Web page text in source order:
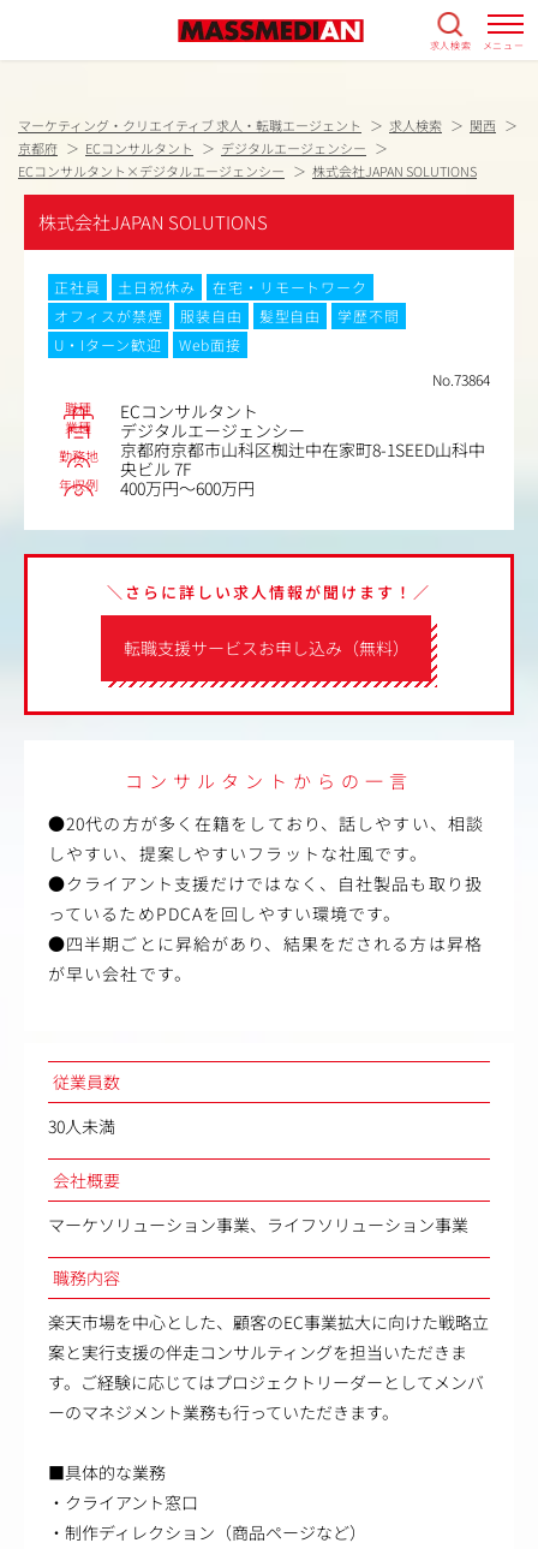
求人検索 メニュー
マーケティング・クリエイティブ 求人・転職エージェント 求人検索
関西
京都府
ECコンサルタント
デジタルエージェンシー
ECコンサルタント×デジタルエージェンシー
株式会社JAPAN SOLUTIONS
株式会社JAPAN SOLUTIONS
正社員 土日祝休み
在宅・リモートワーク
オフィスが禁煙
服装自由 髪型自由
学歴不問
U・Iターン歓迎
Web面接
No.73864
職種 ECコンサルタント
業種 デジタルエージェンシー
勤務地
京都府京都市山科区椥辻中在家町8-1SEED山科中
央ビル 7F
年収例 400万円～600万円
転職支援サービスお申し込み（無料）
＼さらに詳しい求人情報が聞けます！／
コンサルタントからの一言
●20代の方が多く在籍をしており、話しやすい、相談
しやすい、提案しやすいフラットな社風です。
●クライアント支援だけではなく、自社製品も取り扱
っているためPDCAを回しやすい環境です。
●四半期ごとに昇給があり、結果をだされる方は昇格
が早い会社です。
従業員数
30人未満
会社概要
マーケソリューション事業、ライフソリューション事業
職務内容
楽天市場を中心とした、顧客のEC事業拡大に向けた戦略立
案と実行支援の伴走コンサルティングを担当いただきま
す。ご経験に応じてはプロジェクトリーダーとしてメンバ
ーのマネジメント業務も行っていただきます。
■具体的な業務
・クライアント窓口
・制作ディレクション（商品ページなど）